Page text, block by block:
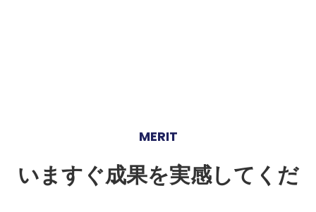
MERIT
いますぐ成果を実感してくだ